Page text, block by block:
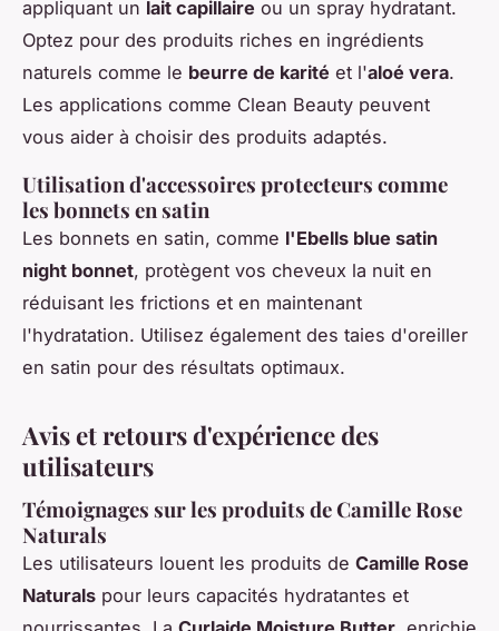
appliquant un lait capillaire ou un spray hydratant.
Optez pour des produits riches en ingrédients
naturels comme le beurre de karité et l'aloé vera.
Les applications comme Clean Beauty peuvent
vous aider à choisir des produits adaptés.
Utilisation d'accessoires protecteurs comme
les bonnets en satin
Les bonnets en satin, comme l'Ebells blue satin
night bonnet, protègent vos cheveux la nuit en
réduisant les frictions et en maintenant
l'hydratation. Utilisez également des taies d'oreiller
en satin pour des résultats optimaux.
Avis et retours d'expérience des
utilisateurs
Témoignages sur les produits de Camille Rose
Naturals
Les utilisateurs louent les produits de Camille Rose
Naturals pour leurs capacités hydratantes et